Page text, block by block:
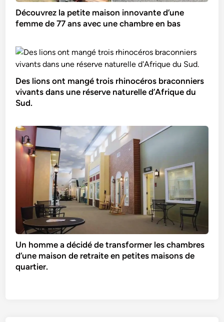
Découvrez la petite maison innovante d’une
femme de 77 ans avec une chambre en bas
Des lions ont mangé trois rhinocéros braconniers
vivants dans une réserve naturelle d’Afrique du
Sud.
Un homme a décidé de­ transformer les chambres
d’une­ maison de retraite e­n petites maisons de
quartier.